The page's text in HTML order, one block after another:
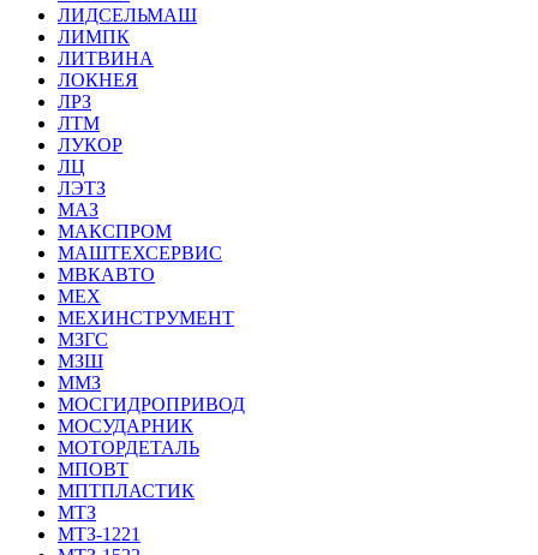
ЛИДСЕЛЬМАШ
ЛИМПК
ЛИТВИНА
ЛОКНЕЯ
ЛРЗ
ЛТМ
ЛУКОР
ЛЦ
ЛЭТЗ
МАЗ
МАКСПРОМ
МАШТЕХСЕРВИС
МВКАВТО
МЕХ
МЕХИНСТРУМЕНТ
МЗГС
МЗШ
ММЗ
МОСГИДРОПРИВОД
МОСУДАРНИК
МОТОРДЕТАЛЬ
МПОВТ
МПТПЛАСТИК
МТЗ
МТЗ-1221